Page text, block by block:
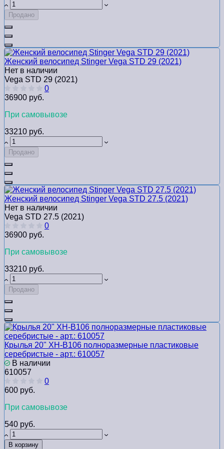
Продано
Женский велосипед Stinger Vega STD 29 (2021)
Нет в наличии
Vega STD 29 (2021)
0
36900 руб.
При самовывозе
33210 руб.
Продано
Женский велосипед Stinger Vega STD 27.5 (2021)
Нет в наличии
Vega STD 27.5 (2021)
0
36900 руб.
При самовывозе
33210 руб.
Продано
Крылья 20" XH-B106 полноразмерные пластиковые
серебристые - арт.: 610057
В наличии
610057
0
600 руб.
При самовывозе
540 руб.
В корзину